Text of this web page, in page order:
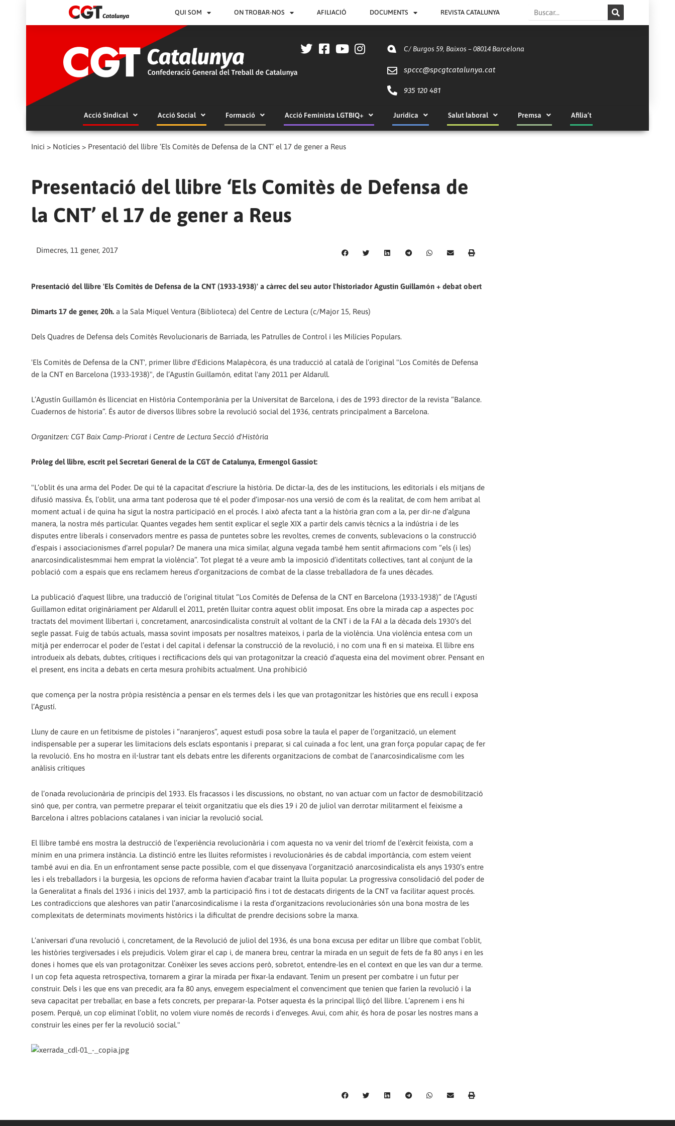
QUI SOM ON TROBAR-NOS AFILIACIÓ DOCUMENTS REVISTA CATALUNYA Search
C/ Burgos 59, Baixos – 08014 Barcelona
spccc@spcgtcatalunya.cat
935 120 481
Acció Sindical Acció Social Formació Acció Feminista LGTBIQ+ Jurídica Salut laboral Premsa Afilia’t
Inici > Notícies > Presentació del llibre ‘Els Comitès de Defensa de la CNT’ el 17 de gener a Reus
Presentació del llibre ‘Els Comitès de Defensa de
la CNT’ el 17 de gener a Reus
Dimecres, 11 gener, 2017
Presentació del llibre 'Els Comitès de Defensa de la CNT (1933-1938)' a càrrec del seu autor l'historiador Agustín Guillamón + debat obert
Dimarts 17 de gener, 20h. a la Sala Miquel Ventura (Biblioteca) del Centre de Lectura (c/Major 15, Reus)
Dels Quadres de Defensa dels Comitès Revolucionaris de Barriada, les Patrulles de Control i les Milícies Populars.
'Els Comitès de Defensa de la CNT', primer llibre d'Edicions Malapècora, és una traducció al català de l’original "Los Comités de Defensa
de la CNT en Barcelona (1933-1938)", de l’Agustín Guillamón, editat l'any 2011 per Aldarull.
L’Agustín Guillamón és llicenciat en Història Contemporània per la Universitat de Barcelona, i des de 1993 director de la revista “Balance.
Cuadernos de historia”. És autor de diversos llibres sobre la revolució social del 1936, centrats principalment a Barcelona.
Organitzen: CGT Baix Camp-Priorat i Centre de Lectura Secció d'Història
Pròleg del llibre, escrit pel Secretari General de la CGT de Catalunya, Ermengol Gassiot:
"L’oblit és una arma del Poder. De qui té la capacitat d’escriure la història. De dictar-la, des de les institucions, les editorials i els mitjans de
difusió massiva. És, l’oblit, una arma tant poderosa que té el poder d’imposar-nos una versió de com és la realitat, de com hem arribat al
moment actual i de quina ha sigut la nostra participació en el procés. I això afecta tant a la història gran com a la, per dir-ne d’alguna
manera, la nostra més particular. Quantes vegades hem sentit explicar el segle XIX a partir dels canvis tècnics a la indústria i de les
disputes entre liberals i conservadors mentre es passa de puntetes sobre les revoltes, cremes de convents, sublevacions o la construcció
d’espais i associacionismes d’arrel popular? De manera una mica similar, alguna vegada també hem sentit afirmacions com “els (i les)
anarcosindicalistesmmai hem emprat la violència”. Tot plegat té a veure amb la imposició d’identitats col·lectives, tant al conjunt de la
població com a espais que ens reclamem hereus d’organitzacions de combat de la classe treballadora de fa unes dècades.
La publicació d’aquest llibre, una traducció de l’original titulat “Los Comités de Defensa de la CNT en Barcelona (1933-1938)” de l’Agustí
Guillamon editat originàriament per Aldarull el 2011, pretén lluitar contra aquest oblit imposat. Ens obre la mirada cap a aspectes poc
tractats del moviment llibertari i, concretament, anarcosindicalista construït al voltant de la CNT i de la FAI a la dècada dels 1930’s del
segle passat. Fuig de tabús actuals, massa sovint imposats per nosaltres mateixos, i parla de la violència. Una violència entesa com un
mitjà per enderrocar el poder de l’estat i del capital i defensar la construcció de la revolució, i no com una fi en si mateixa. El llibre ens
introdueix als debats, dubtes, crítiques i rectificacions dels qui van protagonitzar la creació d’aquesta eina del moviment obrer. Pensant en
el present, ens incita a debats en certa mesura prohibits actualment. Una prohibició
que comença per la nostra pròpia resistència a pensar en els termes dels i les que van protagonitzar les històries que ens recull i exposa
l’Agustí.
Lluny de caure en un fetitxisme de pistoles i “naranjeros”, aquest estudi posa sobre la taula el paper de l’organització, un element
indispensable per a superar les limitacions dels esclats espontanis i preparar, si cal cuinada a foc lent, una gran força popular capaç de fer
la revolució. Ens ho mostra en il•lustrar tant els debats entre les diferents organitzacions de combat de l’anarcosindicalisme com les
anàlisis crítiques
de l’onada revolucionària de principis del 1933. Els fracassos i les discussions, no obstant, no van actuar com un factor de desmobilització
sinó que, per contra, van permetre preparar el teixit organitzatiu que els dies 19 i 20 de juliol van derrotar militarment el feixisme a
Barcelona i altres poblacions catalanes i van iniciar la revolució social.
El llibre també ens mostra la destrucció de l’experiència revolucionària i com aquesta no va venir del triomf de l’exèrcit feixista, com a
mínim en una primera instància. La distinció entre les lluites reformistes i revolucionàries és de cabdal importància, com estem veient
també avui en dia. En un enfrontament sense pacte possible, com el que dissenyava l’organització anarcosindicalista els anys 1930’s entre
les i els treballadors i la burgesia, les opcions de reforma havien d’acabar traint la lluita popular. La progressiva consolidació del poder de
la Generalitat a finals del 1936 i inicis del 1937, amb la participació fins i tot de destacats dirigents de la CNT va facilitar aquest procés.
Les contradiccions que aleshores van patir l’anarcosindicalisme i la resta d’organitzacions revolucionàries són una bona mostra de les
complexitats de determinats moviments històrics i la dificultat de prendre decisions sobre la marxa.
L’aniversari d’una revolució i, concretament, de la Revolució de juliol del 1936, és una bona excusa per editar un llibre que combat l’oblit,
les històries tergiversades i els prejudicis. Volem girar el cap i, de manera breu, centrar la mirada en un seguit de fets de fa 80 anys i en les
dones i homes que els van protagonitzar. Conèixer les seves accions però, sobretot, entendre-les en el context en que les van dur a terme.
I un cop feta aquesta retrospectiva, tornarem a girar la mirada per fixar-la endavant. Tenim un present per combatre i un futur per
construir. Dels i les que ens van precedir, ara fa 80 anys, envegem especialment el convenciment que tenien que farien la revolució i la
seva capacitat per treballar, en base a fets concrets, per preparar-la. Potser aquesta és la principal lliçó del llibre. L’aprenem i ens hi
posem. Perquè, un cop eliminat l’oblit, no volem viure només de records i d’enveges. Avui, com ahir, és hora de posar les nostres mans a
construir les eines per fer la revolució social."